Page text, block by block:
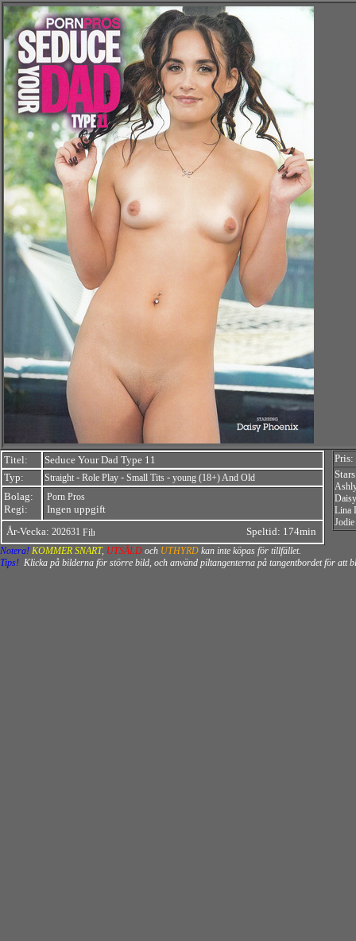
Titel:
Seduce Your Dad Type 11
Typ:
Straight - Role Play - Small Tits - young (18+) And Old
Bolag:
Regi:
Porn Pros
Ingen uppgift
År-Vecka: 202631 Speltid: 174min
Lina
Notera! KOMMER SNART, UTSÅLD och UTHYRD kan inte köpas för tillfället.
Tips! Klicka på bilderna för större bild, och använd piltangenterna på tangentbordet för att